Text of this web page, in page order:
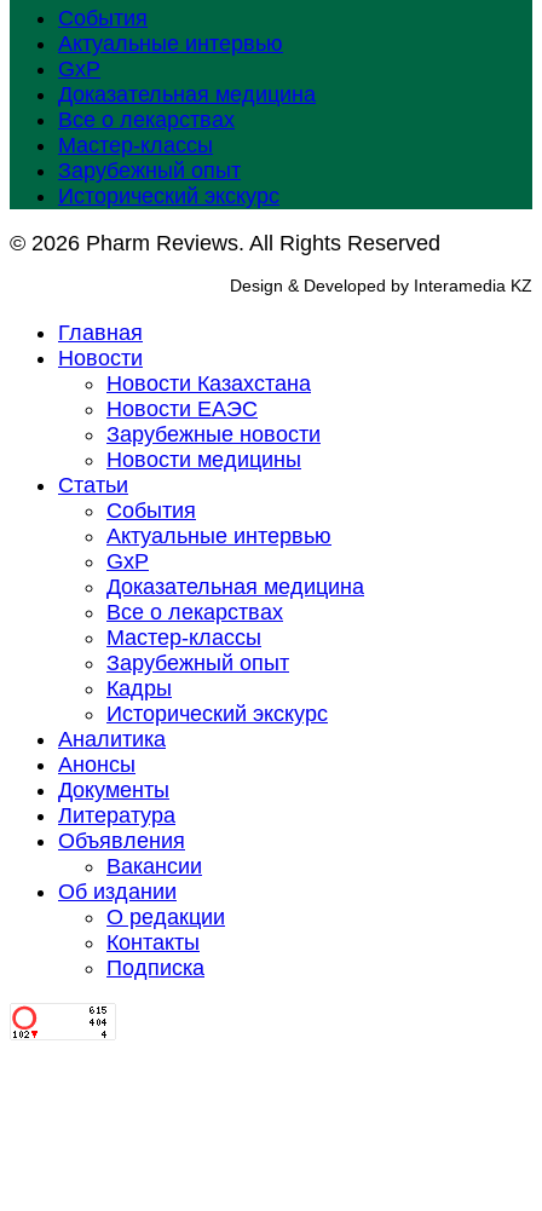
События
Актуальные интервью
GxP
Доказательная медицина
Все о лекарствах
Мастер-классы
Зарубежный опыт
Исторический экскурс
© 2026 Pharm Reviews. All Rights Reserved
Design & Developed by Interamedia KZ
Главная
Новости
Новости Казахстана
Новости ЕАЭС
Зарубежные новости
Новости медицины
Статьи
События
Актуальные интервью
GxP
Доказательная медицина
Все о лекарствах
Мастер-классы
Зарубежный опыт
Кадры
Исторический экскурс
Аналитика
Анонсы
Документы
Литература
Объявления
Вакансии
Об издании
О редакции
Контакты
Подписка